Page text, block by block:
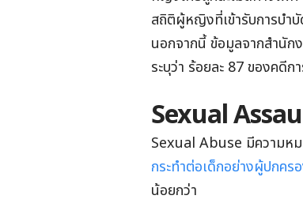
สถิติผู้หญิงที่เข้ารับการบำ
นอกจากนี้ ข้อมูลจากสำนัก
ระบุว่า ร้อยละ 87 ของคดีก
Sexual
Sexual Abuse มีความห
กระทำต่อเด็กอย่างผู้ปกคร
น้อยกว่า